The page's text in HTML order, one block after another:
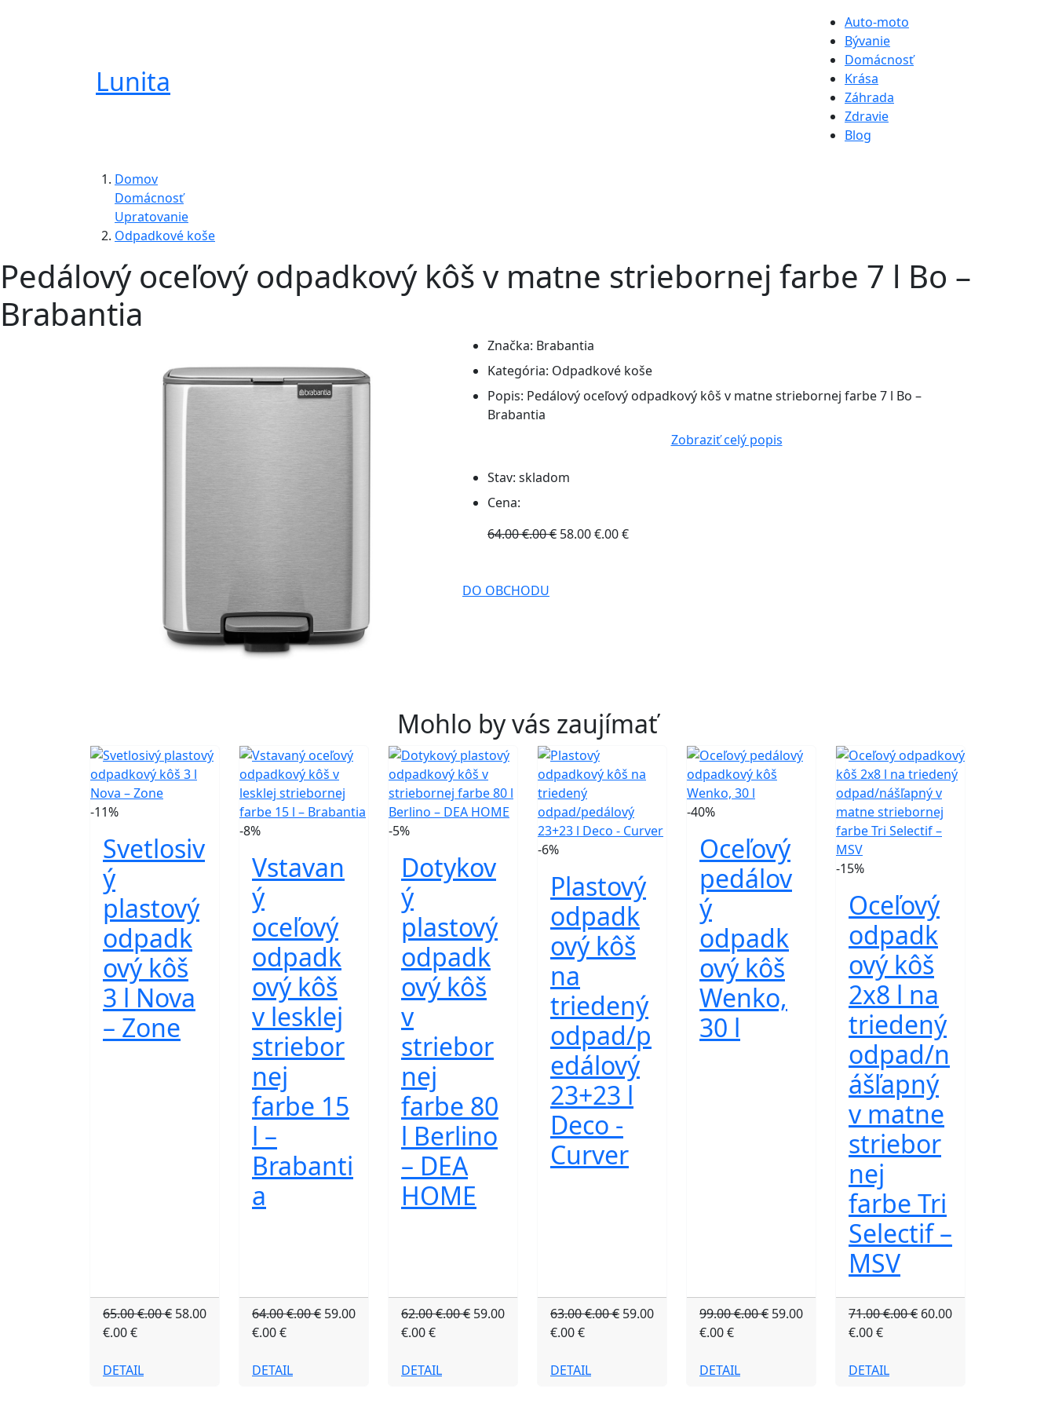
Lunita
Auto-moto
Bývanie
Domácnosť
Krása
Záhrada
Zdravie
Blog
Domov
Domácnosť
Upratovanie
Odpadkové koše
Pedálový oceľový odpadkový kôš v matne striebornej farbe 7 l Bo –
Brabantia
Značka: Brabantia
Kategória: Odpadkové koše
Popis: Pedálový oceľový odpadkový kôš v matne striebornej farbe 7 l Bo –
Brabantia
Zobraziť celý popis
Stav: skladom
Cena:
64.00 €.00 € 58.00 €.00 €
DO OBCHODU
Mohlo by vás zaujímať
-11%
Svetlosiv
ý
plastový
odpadk
ový kôš
3 l Nova
– Zone
65.00 €.00 € 58.00
€.00 €
DETAIL
-8%
Vstavan
ý
oceľový
odpadk
ový kôš
v lesklej
striebor
nej
farbe 15
l –
Brabanti
a
64.00 €.00 € 59.00
€.00 €
DETAIL
-5%
Dotykov
ý
plastový
odpadk
ový kôš
v
striebor
nej
farbe 80
l Berlino
– DEA
HOME
62.00 €.00 € 59.00
€.00 €
DETAIL
-6%
Plastový
odpadk
ový kôš
na
triedený
odpad/p
edálový
23+23 l
Deco -
Curver
63.00 €.00 € 59.00
€.00 €
DETAIL
-40%
Oceľový
pedálov
ý
odpadk
ový kôš
Wenko,
30 l
99.00 €.00 € 59.00
€.00 €
DETAIL
-15%
Oceľový
odpadk
ový kôš
2x8 l na
triedený
odpad/n
ášľapný
v matne
striebor
nej
farbe Tri
Selectif –
MSV
71.00 €.00 € 60.00
€.00 €
DETAIL